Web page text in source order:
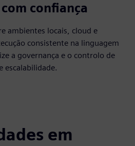
confiança
ambientes locais, cloud e
consistente na linguagem
a governança e o controlo de
escalabilidade.
em